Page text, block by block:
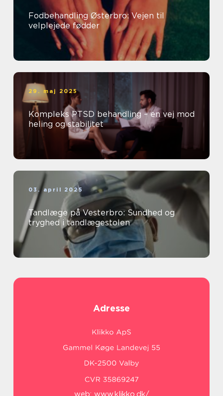
Fodbehandling Østerbro: Vejen til
velplejede fødder
29. maj 2025
Kompleks PTSD behandling – en vej mod
heling og stabilitet
03. april 2025
Tandlæge på Vesterbro: Sundhed og
tryghed i tandlægestolen
Adresse
web: www.klikko.dk/